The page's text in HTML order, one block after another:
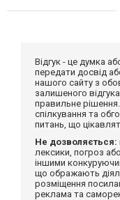
Відгук - це думка
передати досвід
нашого сайту з
залишеного
правильне
спілкування та
питань, що
Не дозволяється:
лексики, погроз
іншими
що ображають
розміщення
реклама та